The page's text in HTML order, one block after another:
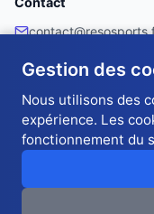
Facebook
Made with ❤️ in France 🇫🇷
RésoSports — Pronostics
temps réel · 10 jokers
Application
Gestion des
Nous utilisons des
expérience. Les
fonctionnement du